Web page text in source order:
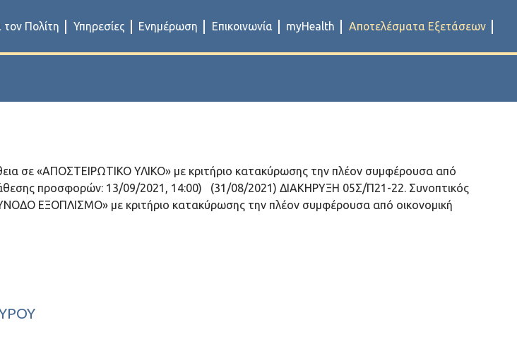
τον Πολίτη Υπηρεσίες Ενημέρωση Επικοινωνία myHealth Αποτελέσματα Εξετάσεων
σε «ΑΠΟΣΤΕΙΡΩΤΙΚΟ ΥΛΙΚΟ» με κριτήριο κατακύρωσης την πλέον συμφέρουσα από
προσφορών: 13/09/2021, 14:00) (31/08/2021) ΔΙΑΚΗΡΥΞΗ 05Σ/Π21-22. Συνοπτικός
ΕΞΟΠΛΙΣΜΟ» με κριτήριο κατακύρωσης την πλέον συμφέρουσα από οικονομική